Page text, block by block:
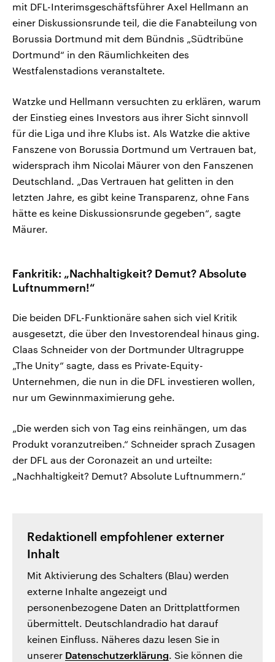
mit DFL-Interimsgeschäftsführer Axel Hellmann an
einer Diskussionsrunde teil, die die Fanabteilung von
Borussia Dortmund mit dem Bündnis „Südtribüne
Dortmund“ in den Räumlichkeiten des
Westfalenstadions veranstaltete.
Watzke und Hellmann versuchten zu erklären, warum
der Einstieg eines Investors aus ihrer Sicht sinnvoll
für die Liga und ihre Klubs ist. Als Watzke die aktive
Fanszene von Borussia Dortmund um Vertrauen bat,
widersprach ihm Nicolai Mäurer von den Fanszenen
Deutschland. „Das Vertrauen hat gelitten in den
letzten Jahre, es gibt keine Transparenz, ohne Fans
hätte es keine Diskussionsrunde gegeben“, sagte
Mäurer.
Fankritik: „Nachhaltigkeit? Demut? Absolute
Luftnummern!“
Die beiden DFL-Funktionäre sahen sich viel Kritik
ausgesetzt, die über den Investorendeal hinaus ging.
Claas Schneider von der Dortmunder Ultragruppe
„The Unity“ sagte, dass es Private-Equity-
Unternehmen, die nun in die DFL investieren wollen,
nur um Gewinnmaximierung gehe.
„Die werden sich von Tag eins reinhängen, um das
Produkt voranzutreiben.“ Schneider sprach Zusagen
der DFL aus der Coronazeit an und urteilte:
„Nachhaltigkeit? Demut? Absolute Luftnummern.“
Redaktionell empfohlener externer
Inhalt
Mit Aktivierung des Schalters (Blau) werden
externe Inhalte angezeigt und
personenbezogene Daten an Drittplattformen
übermittelt. Deutschlandradio hat darauf
keinen Einfluss. Näheres dazu lesen Sie in
unserer Datenschutzerklärung. Sie können die